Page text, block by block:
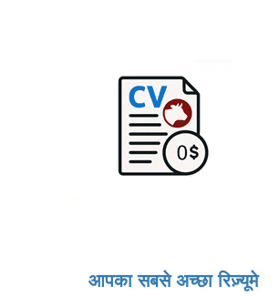
आपका सबसे अच्छा रिज़्यूमे